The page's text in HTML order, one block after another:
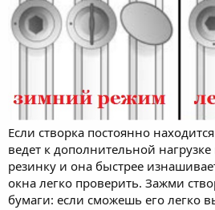
Если створка постоянно
ведет к дополнительной
резинку и она быстрее
окна легко проверить. Зажми
бумаги: если сможешь его легко